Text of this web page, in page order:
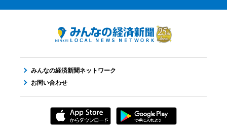
みんなの経済新聞ネットワーク
お問い合わせ